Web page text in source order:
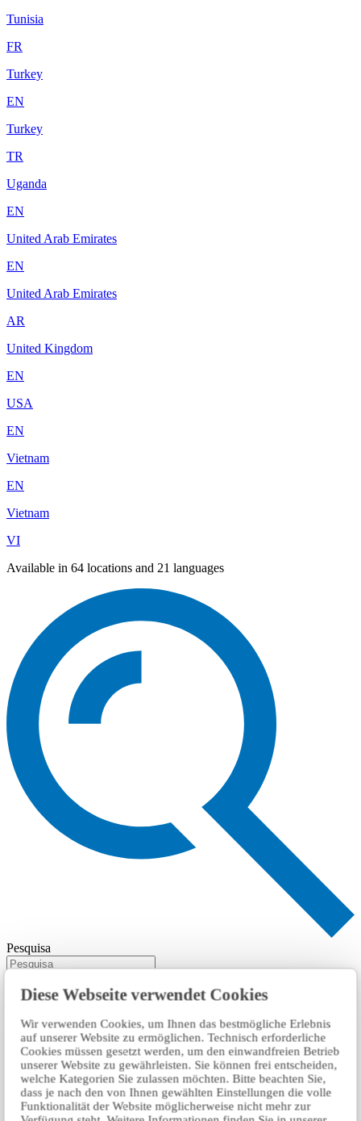
Diese Webseite verwendet Cookies
Wir verwenden Cookies, um Ihnen das bestmögliche Erlebnis
auf unserer Website zu ermöglichen. Technisch erforderliche
Cookies müssen gesetzt werden, um den einwandfreien Betrieb
unserer Website zu gewährleisten. Sie können frei entscheiden,
welche Kategorien Sie zulassen möchten. Bitte beachten Sie,
dass je nach den von Ihnen gewählten Einstellungen die volle
Funktionalität der Website möglicherweise nicht mehr zur
Tunisia
FR
Turkey
EN
Turkey
TR
Uganda
EN
United Arab Emirates
EN
United Arab Emirates
AR
United Kingdom
EN
USA
EN
Vietnam
EN
Vietnam
VI
Available in 64 locations and 21 languages
Pesquisa